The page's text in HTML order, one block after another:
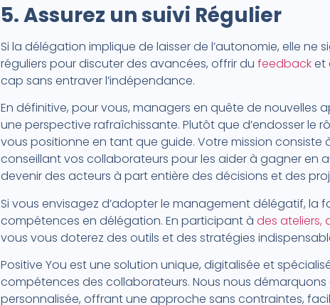
5. Assurez un suivi Régulier
Si la délégation implique de laisser de l’autonomie, elle ne
réguliers pour discuter des avancées, offrir du feedbacket
cap sans entraver l’indépendance.
En définitive, pour vous, managers en quête de
une perspective rafraîchissante. Plutôt que d’endosser le
vous positionne en tant que guide. Votre mission
conseillant vos collaborateurs pour les aider à gagner en
devenir des acteurs à part entière des décisions et des
Si vous envisagez d’adopter le management délégatif,
compétences en délégation. En participant à des ateliers,
vous vous doterez des outils et des stratégies
Positive You est une solution unique, digitalisée et
compétences des collaborateurs. Nous nous
personnalisée, offrant une approche sans contraintes,